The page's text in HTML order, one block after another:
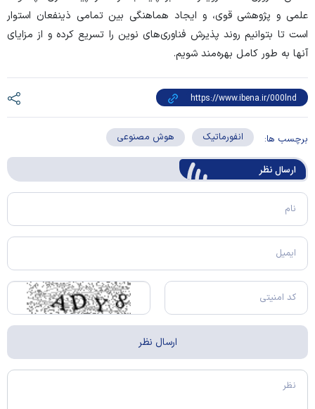
علمی و پژوهشی قوی، و ایجاد هماهنگی بین تمامی ذینفعان استوار
است تا بتوانیم روند پذیرش فناوری‌های نوین را تسریع کرده و از مزایای
آنها به طور کامل بهره‌مند شویم.
برچسب ها: انفورماتیک هوش مصنوعی
ارسال‌ نظر